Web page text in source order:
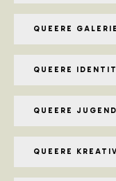
QUEERE GALERIE
QUEERE
QUEERE JUGEND
QUEERE